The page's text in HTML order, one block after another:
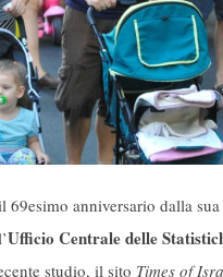
anniversario dalla
Ufficio Centrale delle
studio, il sito Times of